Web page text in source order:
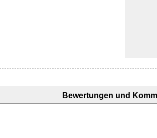
Bewertungen und